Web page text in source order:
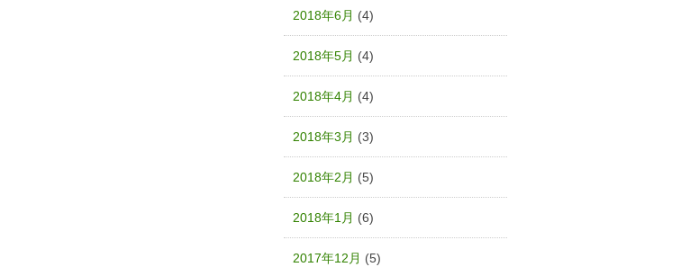
2018年6月 (4)
2018年5月 (4)
2018年4月 (4)
2018年3月 (3)
2018年2月 (5)
2018年1月 (6)
2017年12月 (5)